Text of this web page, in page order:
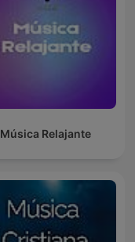
Música Relajante